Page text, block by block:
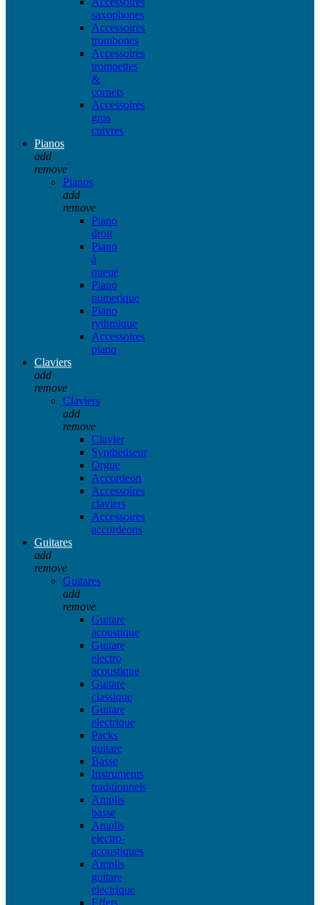
saxophones
Accessoires
trombones
Accessoires
trompettes
&
cornets
Accessoires
gros
cuivres
Pianos
add
remove
Pianos
add
remove
Piano
droit
Piano
à
queue
Piano
numerique
Piano
rythmique
Accessoires
piano
Claviers
add
remove
Claviers
add
remove
Clavier
Synthetiseur
Orgue
Accordeon
Accessoires
claviers
Accessoires
accordeons
Guitares
add
remove
Guitares
add
remove
Guitare
acoustique
Guitare
electro
acoustique
Guitare
classique
Guitare
electrique
Packs
guitare
Basse
Instruments
traditionnels
Amplis
basse
Amplis
electro-
acoustiques
Amplis
guitare
electrique
Effets